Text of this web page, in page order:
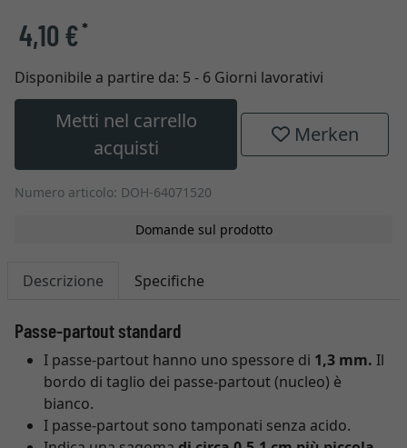
4,10 €*
Disponibile a partire da: 5 - 6 Giorni lavorativi
Metti nel carrello
acquisti
Merken
Numero articolo: DOH-64071520
Domande sul prodotto
Descrizione Specifiche
Passe-partout standard
I passe-partout hanno uno spessore di 1,3 mm. Il
bordo di taglio dei passe-partout (nucleo) è
bianco.
I passe-partout sono tamponati senza acido.